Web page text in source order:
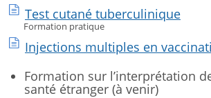
Test cutané tuberculinique
Formation pratique
Injections multiples en
Formation sur l’interprétation
santé étranger (à venir)